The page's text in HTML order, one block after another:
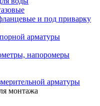
и под приварку
арматуры
напоромеры
арматуры
монтажа